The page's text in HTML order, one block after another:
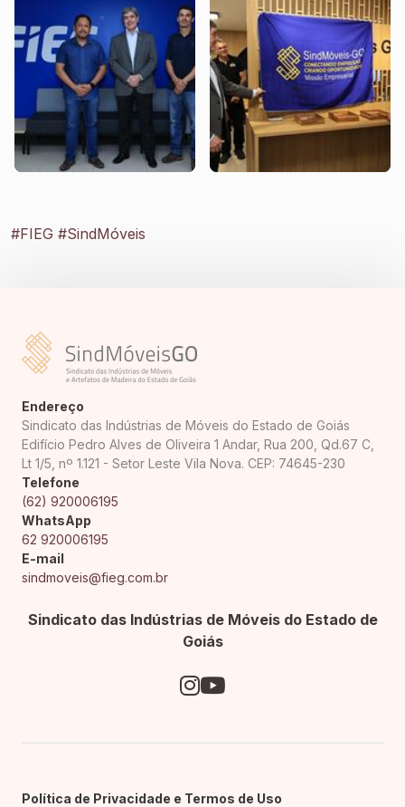
NAIA6076
Sindicato
NAIA6048
#FIEG #SindMóveis
Endereço
Sindicato das Indústrias de Móveis do Estado de Goiás
Edifício Pedro Alves de Oliveira 1 Andar, Rua 200, Qd.67 C,
Lt 1/5, nº 1.121 - Setor Leste Vila Nova. CEP: 74645-230
Telefone
(62) 920006195
WhatsApp
62 920006195
E-mail
sindmoveis@fieg.com.br
Sindicato das Indústrias de Móveis do Estado de
Goiás
Política de Privacidade e Termos de Uso